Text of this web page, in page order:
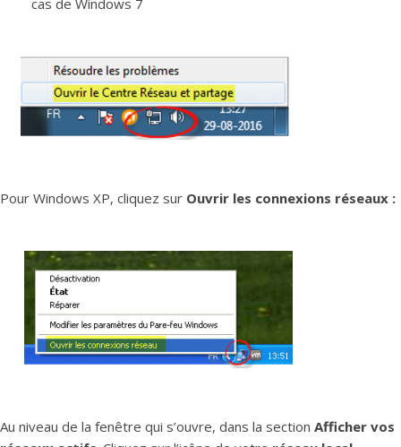
cas de Windows 7
Pour Windows XP, cliquez sur Ouvrir les connexions réseaux :
Au niveau de la fenêtre qui s’ouvre, dans la section Afficher vos